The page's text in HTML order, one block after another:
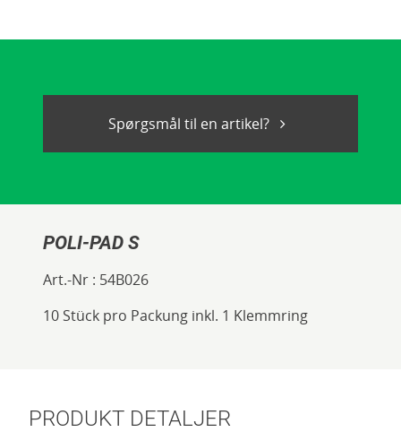
POLI-PAD S
Art.-Nr : 54B026
10 Stück pro Packung inkl. 1 Klemmring
Spørgsmål til en artikel?
PRODUKT DETALJER